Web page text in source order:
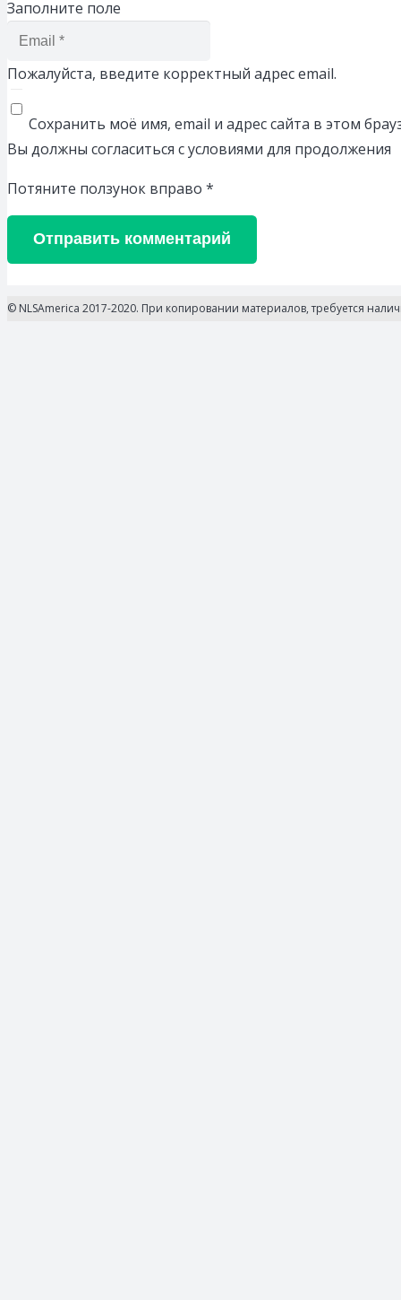
Заполните поле
Пожалуйста, введите корректный адрес email.
Сохранить моё имя, email и адрес сайта в этом
Вы должны согласиться с условиями для продолжения
Потяните ползунок вправо *
Отправить комментарий
© NLSAmerica 2017-2020. При копировании материалов, требуется